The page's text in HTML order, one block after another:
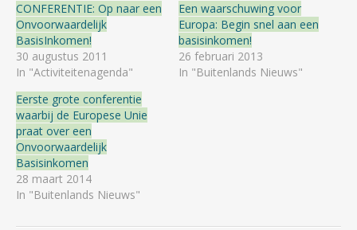
CONFERENTIE: Op naar een
Onvoorwaardelijk
BasisInkomen!
30 augustus 2011
In "Activiteitenagenda"
Een waarschuwing voor
Europa: Begin snel aan een
basisinkomen!
26 februari 2013
In "Buitenlands Nieuws"
Eerste grote conferentie
waarbij de Europese Unie
praat over een
Onvoorwaardelijk
Basisinkomen
28 maart 2014
In "Buitenlands Nieuws"